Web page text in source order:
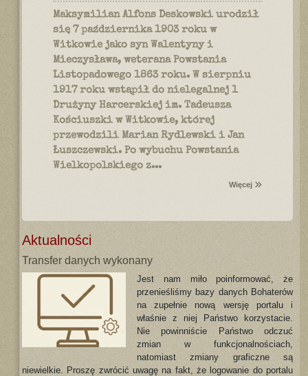
Maksymilian Alfons Deskowski urodził
się 7 października 1903 roku w
Witkowie jako syn Walentyny i
Mieczysława, weterana Powstania
Listopadowego 1863 roku. W sierpniu
1917 roku wstąpił do nielegalnej 1
Drużyny Harcerskiej im. Tadeusza
Kościuszki w Witkowie, której
przewodzili Marian Rydlewski i Jan
Łuszczewski. Po wybuchu Powstania
Wielkopolskiego z...
Więcej
Aktualności
Transfer danych wykonany
Jest nam miło poinformować, że
przenieśliśmy bazy danych Bohaterów
na zupełnie nową wersję portalu i
właśnie z niej Państwo korzystacie.
Nie powinniście Państwo odczuć
zmian w funkcjonalnościach,
natomiast zmiany graficzne są
niewielkie. Proszę zwrócić uwagę na fakt, że logowanie do portalu